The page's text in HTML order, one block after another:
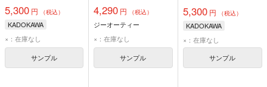
ンセーラー水着ver. 糺
川 礼
5,300 円 （税込）
KADOKAWA
×：在庫なし
サンプル
4,290 円 （税込）
ジーオーティー
×：在庫なし
サンプル
ンセーラー水着ver. 冷
泉院 桐香
5,300円 （税込）
KADOKAWA
×：在庫なし
サンプル